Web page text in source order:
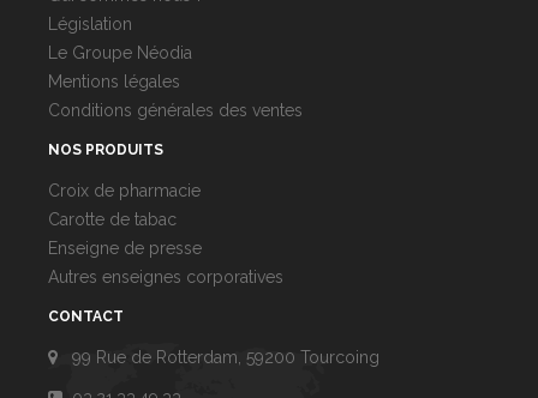
Législation
Le Groupe Néodia
Mentions légales
Conditions générales des ventes
NOS PRODUITS
Croix de pharmacie
Carotte de tabac
Enseigne de presse
Autres enseignes corporatives
CONTACT
99 Rue de Rotterdam, 59200 Tourcoing